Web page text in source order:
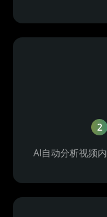
2
AI自动分析视频